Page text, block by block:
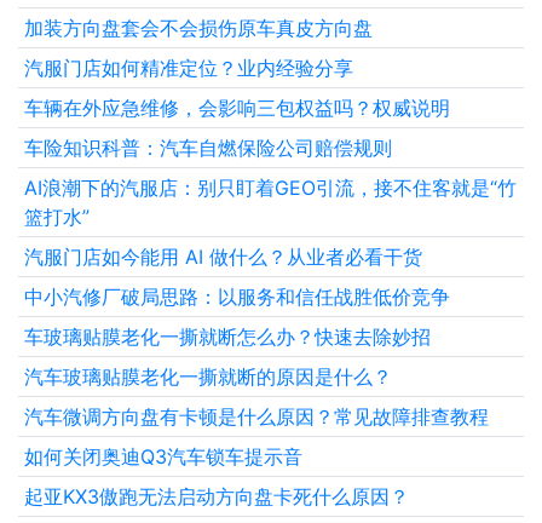
加装方向盘套会不会损伤原车真皮方向盘
汽服门店如何精准定位？业内经验分享
车辆在外应急维修，会影响三包权益吗？权威说明
车险知识科普：汽车自燃保险公司赔偿规则
AI浪潮下的汽服店：别只盯着GEO引流，接不住客就是“竹
篮打水”
汽服门店如今能用 AI 做什么？从业者必看干货
中小汽修厂破局思路：以服务和信任战胜低价竞争
车玻璃贴膜老化一撕就断怎么办？快速去除妙招
汽车玻璃贴膜老化一撕就断的原因是什么？
汽车微调方向盘有卡顿是什么原因？常见故障排查教程
如何关闭奥迪Q3汽车锁车提示音
起亚KX3傲跑无法启动方向盘卡死什么原因？